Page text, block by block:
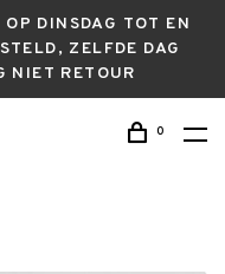
DINSDAG TOT EN
ZELFDE DAG
NIET RETOUR
0